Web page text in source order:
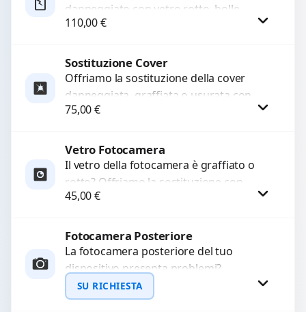
danneggiato con vetro rotto, bolle,
macchie, schermo nero o pixel morti?
110,00€
Procedi
Sostituzione Cover
Offriamo la sostituzione della cover
danneggiata, graffiata o usurata con
ricambi di alta qualità e garantiti.
75,00€
Procedi
Vetro Fotocamera
Il vetro della fotocamera è graffiato o
rotto? Offriamo la sostituzione con
ricambi di alta qualità garantiti per 3
45,00€
Procedi
Fotocamera Posteriore
La fotocamera posteriore del tuo
dispositivo presenta problemi?
Interveniamo per risolvere guasti come
immagini sfocate, messa a fuoco non
SU RICHIESTA